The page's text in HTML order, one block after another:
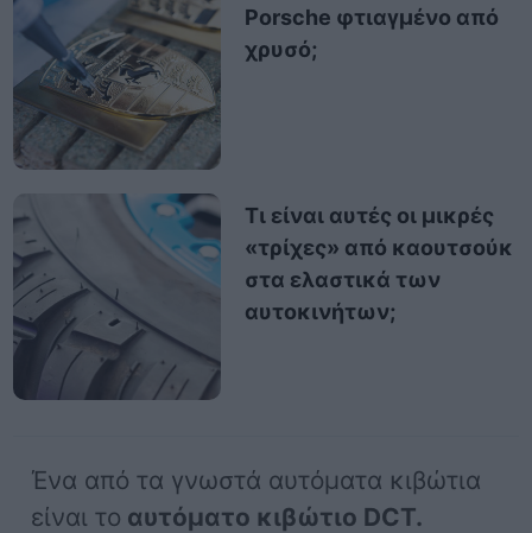
Porsche φτιαγμένο από
χρυσό;
Τι είναι αυτές οι μικρές
«τρίχες» από καουτσούκ
στα ελαστικά των
αυτοκινήτων;
Ένα από τα γνωστά αυτόματα κιβώτια
είναι το αυτόματο κιβώτιο DCT.